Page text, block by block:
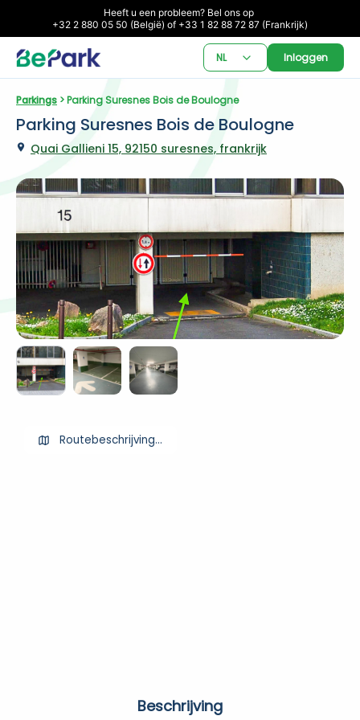
Heeft u een probleem? Bel ons op
+32 2 880 05 50 (België) of +33 1 82 88 72 87 (Frankrijk)
NL Inloggen
Parkings > Parking Suresnes Bois de Boulogne
Parking Suresnes Bois de Boulogne
Quai Gallieni 15, 92150 suresnes, frankrijk
Routebeschrijving ophalen
Beschrijving